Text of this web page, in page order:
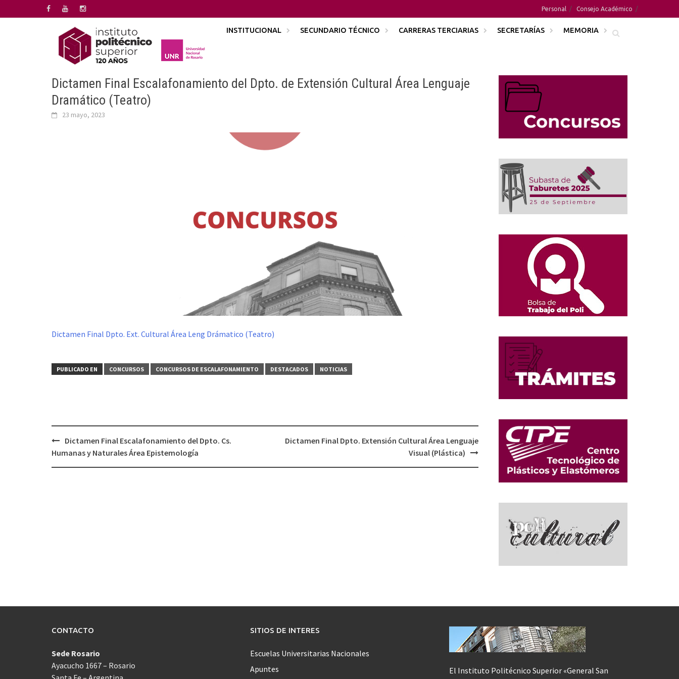
al
Personal Consejo Académico
INSTITUCIONAL SECUNDARIO TÉCNICO CARRERAS TERCIARIAS SECRETARÍAS MEMORIA
Dictamen Final Escalafonamiento del Dpto. de Extensión Cultural Área Lenguaje
Dramático (Teatro)
23 mayo, 2023
Dictamen Final Dpto. Ext. Cultural Área Leng Drámatico (Teatro)
PUBLICADO EN CONCURSOS CONCURSOS DE ESCALAFONAMIENTO DESTACADOS NOTICIAS
Navegación
de
Dictamen Final Escalafonamiento del Dpto. Cs.
Humanas y Naturales Área Epistemología
Dictamen Final Dpto. Extensión Cultural Área Lenguaje
Visual (Plástica)
CONTACTO
Sede Rosario
Ayacucho 1667 – Rosario
SITIOS DE INTERES
Escuelas Universitarias Nacionales
Apuntes
El Instituto Politécnico Superior «General San